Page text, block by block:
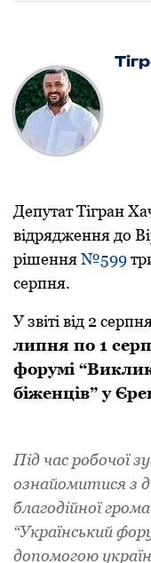
Депутат Тігран
відрядження до
рішення№599
серпня.
У звіті від 2
липня по 1
форумі
біженців” у
Під час робочої
ознайомитися з
благодійної
“Український
допомогою